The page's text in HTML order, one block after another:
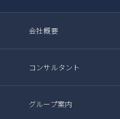
会社概要
コンサルタント
グループ案内